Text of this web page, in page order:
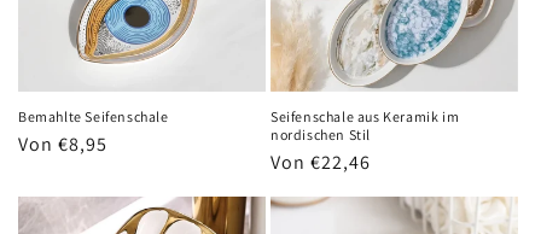
Bemahlte Seifenschale
Normaler
Von €8,95
Seifenschale aus Keramik im
nordischen Stil
Normaler
Von €22,46